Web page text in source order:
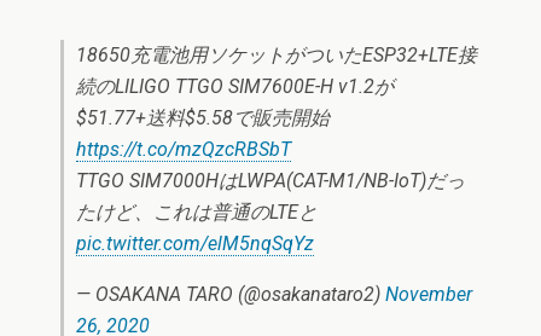
18650充電池用ソケットがついたESP32+LTE接
続のLILIGO TTGO SIM7600E-H v1.2が
$51.77+送料$5.58で販売開始
https://t.co/mzQzcRBSbT
TTGO SIM7000HはLWPA(CAT-M1/NB-IoT)だっ
たけど、これは普通のLTEと
pic.twitter.com/elM5nqSqYz
— OSAKANA TARO (@osakanataro2) November
26, 2020